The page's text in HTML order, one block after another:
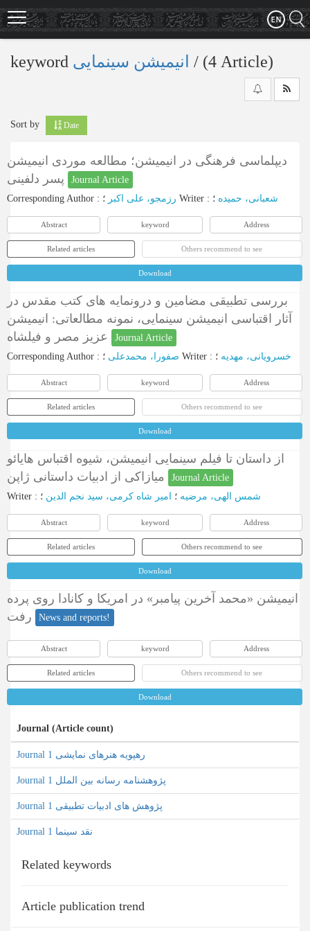
Skip
to
main
keyword ‎/ (4 Article)
Sort by Date
دیپلماسی فرهنگی در انیمیشن؛ مطالعه موردی انیمیشن
Journal Article
Corresponding Author : رزمجو، علی اکبر Writer : شعبانی، حمیده ؛
Abstract keyword Address
Related articles Others recommend to see
Download
بررسی تطبیقی مضامین و درونمایه های کتب مقدس در
آثار اقتباسی انیمیشن سینمایی، نمونه مطالعاتی: انیمیشن
Journal Article
Corresponding Author : صفورا، محمدعلی Writer : خسرویانی، مهدیه ؛
Abstract keyword Address
Related articles Others recommend to see
Download
از داستان تا فیلم سینمایی انیمیشن، شیوه اقتباس هایائو
Journal Article
Writer : شمس الهی، مرضیه ؛ امیر شاه کرمی، سید نجم الدین ؛
Abstract keyword Address
Related articles Others recommend to see
Download
انیمیشن «محمد آخرین پیامبر» در امریکا و کانادا روی پرده
News and reports!
Abstract keyword Address
Related articles Others recommend to see
Download
Journal (Article count)
Journal رهپویه هنرهای نمایشی 1
Journal پژوهشنامه رسانه بین الملل 1
Journal پژوهش های ادبیات تطبیقی 1
Journal نقد سینما 1
Related keywords
Article publication trend